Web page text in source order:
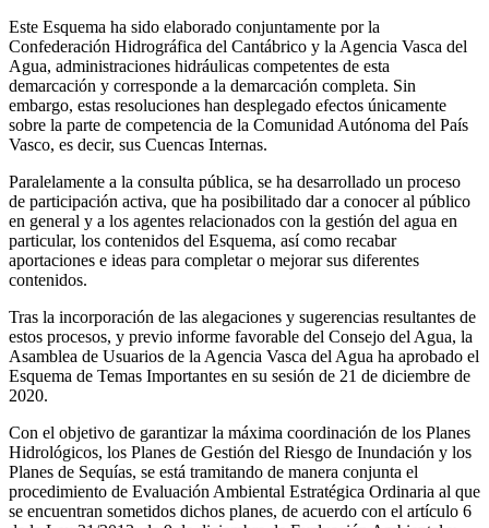
Este Esquema ha sido elaborado conjuntamente por la
Confederación Hidrográfica del Cantábrico y la Agencia Vasca del
Agua, administraciones hidráulicas competentes de esta
demarcación y corresponde a la demarcación completa. Sin
embargo, estas resoluciones han desplegado efectos únicamente
sobre la parte de competencia de la Comunidad Autónoma del País
Vasco, es decir, sus Cuencas Internas.
Paralelamente a la consulta pública, se ha desarrollado un proceso
de participación activa, que ha posibilitado dar a conocer al público
en general y a los agentes relacionados con la gestión del agua en
particular, los contenidos del Esquema, así como recabar
aportaciones e ideas para completar o mejorar sus diferentes
contenidos.
Tras la incorporación de las alegaciones y sugerencias resultantes de
estos procesos, y previo informe favorable del Consejo del Agua, la
Asamblea de Usuarios de la Agencia Vasca del Agua ha aprobado el
Esquema de Temas Importantes en su sesión de 21 de diciembre de
2020.
Con el objetivo de garantizar la máxima coordinación de los Planes
Hidrológicos, los Planes de Gestión del Riesgo de Inundación y los
Planes de Sequías, se está tramitando de manera conjunta el
procedimiento de Evaluación Ambiental Estratégica Ordinaria al que
se encuentran sometidos dichos planes, de acuerdo con el artículo 6